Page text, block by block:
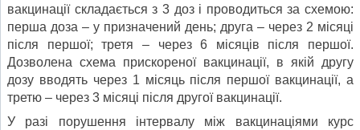
вакцинації складається з 3 доз і проводиться за схемою:
перша доза – у призначений день; друга – через 2 місяці
після першої; третя – через 6 місяців після першої.
Дозволена схема прискореної вакцинації, в якій другу
дозу вводять через 1 місяць після першої вакцинації, а
третю – через 3 місяці після другої вакцинації.
У разі порушення інтервалу між вакцинаціями курс